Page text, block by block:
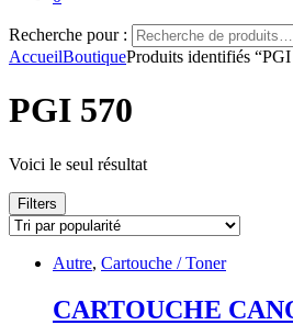
Recherche pour :
AccueilBoutiqueProduits identifiés
PGI 570
Voici le seul résultat
Filters
Autre, Cartouche / Toner
CARTOUCHE